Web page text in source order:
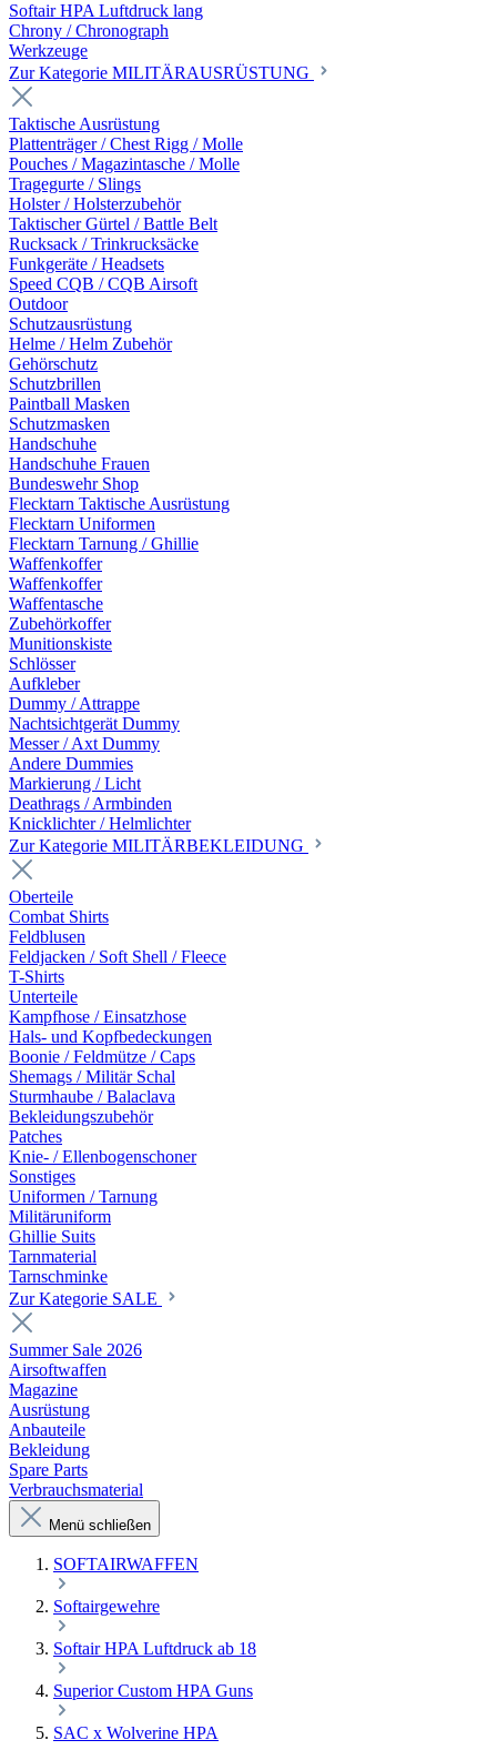
Softair HPA Luftdruck lang
Chrony / Chronograph
Werkzeuge
Zur Kategorie MILITÄRAUSRÜSTUNG
Taktische Ausrüstung
Plattenträger / Chest Rigg / Molle
Pouches / Magazintasche / Molle
Tragegurte / Slings
Holster / Holsterzubehör
Taktischer Gürtel / Battle Belt
Rucksack / Trinkrucksäcke
Funkgeräte / Headsets
Speed CQB / CQB Airsoft
Outdoor
Schutzausrüstung
Helme / Helm Zubehör
Gehörschutz
Schutzbrillen
Paintball Masken
Schutzmasken
Handschuhe
Handschuhe Frauen
Bundeswehr Shop
Flecktarn Taktische Ausrüstung
Flecktarn Uniformen
Flecktarn Tarnung / Ghillie
Waffenkoffer
Waffenkoffer
Waffentasche
Zubehörkoffer
Munitionskiste
Schlösser
Aufkleber
Dummy / Attrappe
Nachtsichtgerät Dummy
Messer / Axt Dummy
Andere Dummies
Markierung / Licht
Deathrags / Armbinden
Knicklichter / Helmlichter
Zur Kategorie MILITÄRBEKLEIDUNG
Oberteile
Combat Shirts
Feldblusen
Feldjacken / Soft Shell / Fleece
T-Shirts
Unterteile
Kampfhose / Einsatzhose
Hals- und Kopfbedeckungen
Boonie / Feldmütze / Caps
Shemags / Militär Schal
Sturmhaube / Balaclava
Bekleidungszubehör
Patches
Knie- / Ellenbogenschoner
Sonstiges
Uniformen / Tarnung
Militäruniform
Ghillie Suits
Tarnmaterial
Tarnschminke
Zur Kategorie SALE
Summer Sale 2026
Airsoftwaffen
Magazine
Ausrüstung
Anbauteile
Bekleidung
Spare Parts
Verbrauchsmaterial
Menü schließen
SOFTAIRWAFFEN
Softairgewehre
Softair HPA Luftdruck ab 18
Superior Custom HPA Guns
SAC x Wolverine HPA